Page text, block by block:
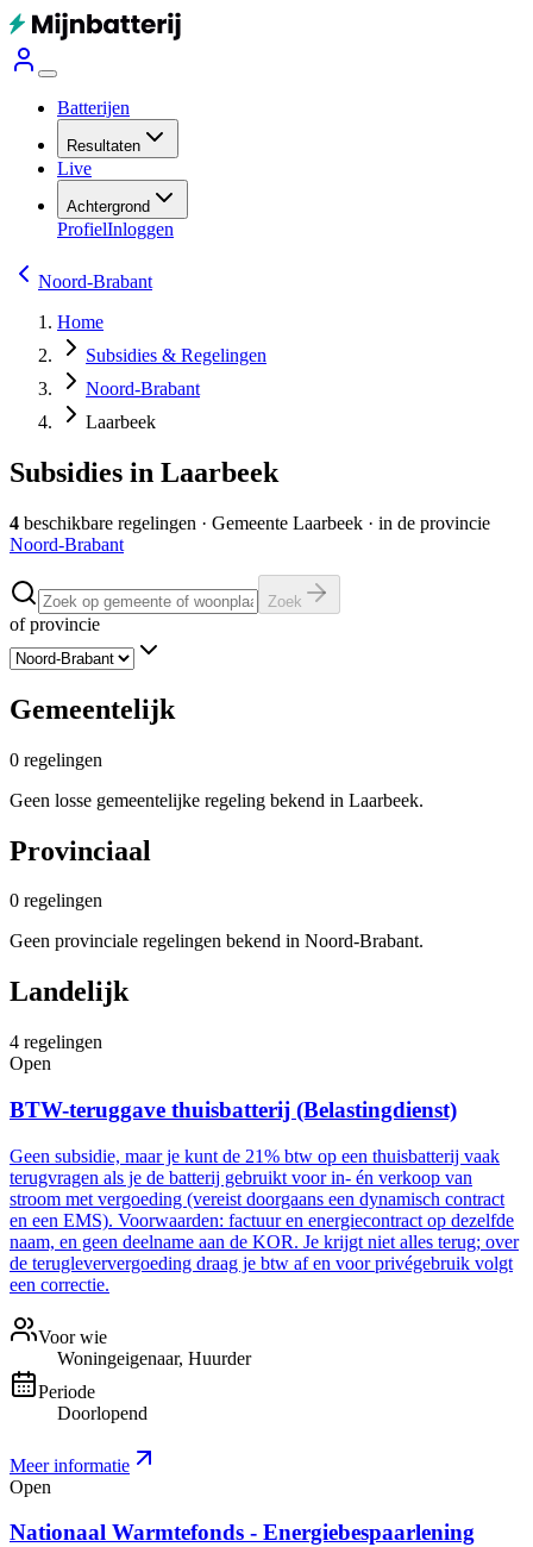
Batterijen
Resultaten
Live
Achtergrond
ProfielInloggen
Noord-Brabant
Home
Subsidies & Regelingen
Noord-Brabant
Laarbeek
Subsidies in Laarbeek
4 beschikbare regelingen · Gemeente Laarbeek · in de provincie
Noord-Brabant
Zoek
of provincie
Gemeentelijk
0 regelingen
Geen losse gemeentelijke regeling bekend in Laarbeek.
Provinciaal
0 regelingen
Geen provinciale regelingen bekend in Noord-Brabant.
Landelijk
4 regelingen
Open
BTW-teruggave thuisbatterij (Belastingdienst)
Geen subsidie, maar je kunt de 21% btw op een thuisbatterij vaak
terugvragen als je de batterij gebruikt voor in- én verkoop van
stroom met vergoeding (vereist doorgaans een dynamisch contract
en een EMS). Voorwaarden: factuur en energiecontract op dezelfde
naam, en geen deelname aan de KOR. Je krijgt niet alles terug; over
de terugleververgoeding draag je btw af en voor privégebruik volgt
een correctie.
Voor wie
Woningeigenaar, Huurder
Periode
Doorlopend
Meer informatie
Open
Nationaal Warmtefonds - Energiebespaarlening